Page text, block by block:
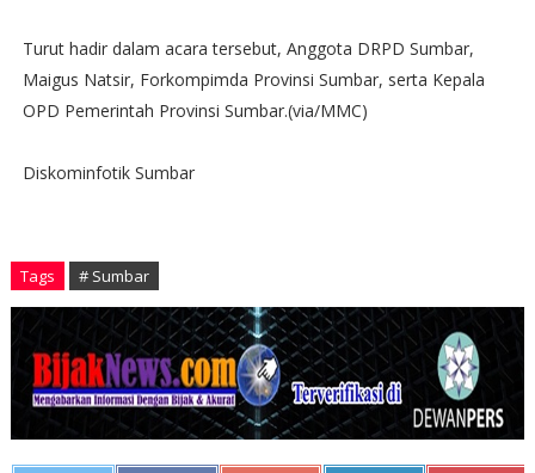
Turut hadir dalam acara tersebut, Anggota DRPD Sumbar,
Maigus Natsir, Forkompimda Provinsi Sumbar, serta Kepala
OPD Pemerintah Provinsi Sumbar.(via/MMC)
Diskominfotik Sumbar
Tags # Sumbar